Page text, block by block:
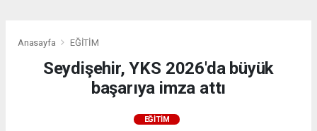
Anasayfa EĞİTİM
Seydişehir, YKS 2026'da büyük
başarıya imza attı
EĞİTİM